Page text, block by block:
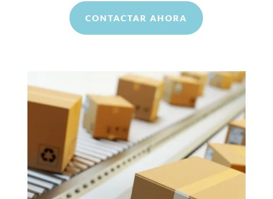
CONTACTAR AHORA